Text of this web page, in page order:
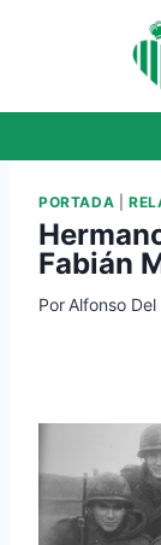
PORTADA
Fabián
Por Alfonso